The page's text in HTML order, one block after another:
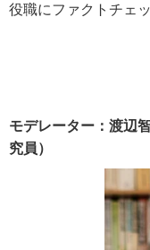
役職にファクトチェ
モデレーター：渡辺
究員）